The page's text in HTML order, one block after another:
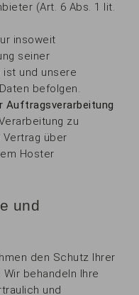
(Art. 6 Abs. 1 lit.
insoweit
seiner
und unsere
befolgen.
Auftragsverarbeitung
zu
über
Hoster
und
den Schutz Ihrer
behandeln Ihre
und